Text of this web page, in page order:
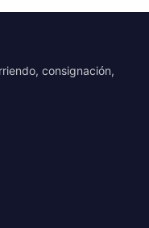
consignación,